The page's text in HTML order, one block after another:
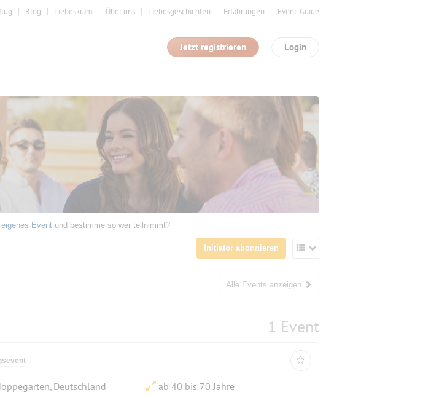
Blog Liebeskram Über uns Liebesgeschichten Erfahrungen Event-Guide
Login
Jetzt registrieren
Event und bestimme so wer teilnimmt?
Initiator abonnieren
Alle Events anzeigen
1 Event
Deutschland ab 40 bis 70 Jahre